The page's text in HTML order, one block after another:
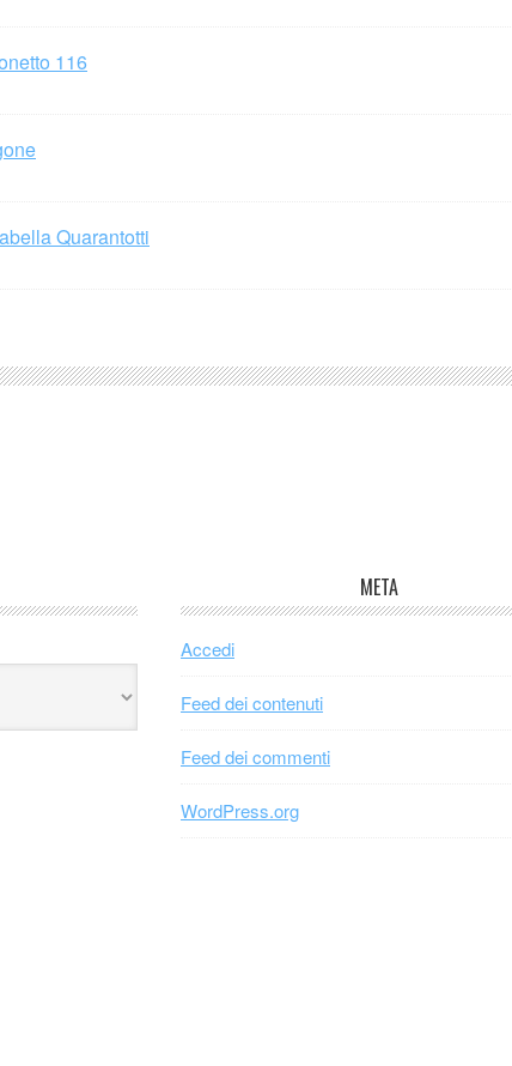
116
Quarantotti
META
Accedi
Feed dei contenuti
Feed dei commenti
WordPress.org